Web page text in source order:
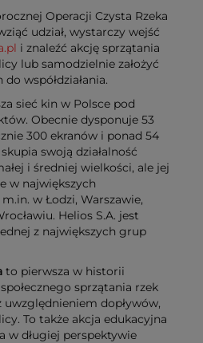
Operacji Czysta Rzeka
udział, wystarczy wejść
i znaleźć akcję sprzątania
lub samodzielnie założyć
współdziałania.
sieć kin w Polsce pod
Obecnie dysponuje 53
300 ekranów i ponad 54
swoją działalność
i średniej wielkości, ale jej
w największych
w Łodzi, Warszawie,
Helios S.A. jest
z największych grup
to pierwsza w historii
sprzątania rzek
uwzględnieniem dopływów,
To także akcja edukacyjna
w długiej perspektywie